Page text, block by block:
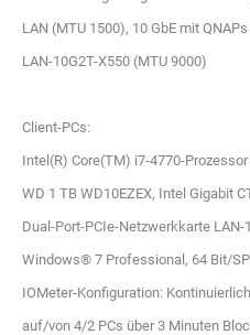
LAN (MTU 1500), 10 GbE mit
LAN-10G2T-X550 (MTU 9000)
Client-PCs:
Intel(R) Core(TM) i7-4770-
WD 1 TB WD10EZEX, Intel Gigabit
Dual-Port-PCIe-Netzwerkkarte LAN-
Windows® 7 Professional, 64 Bit/
IOMeter-Konfiguration:
auf/von 4/2 PCs über 3 Minuten